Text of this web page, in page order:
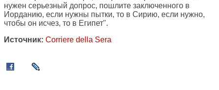
нужен серьезный допрос, пошлите заключенного в
Иорданию, если нужны пытки, то в Сирию, если нужно,
чтобы он исчез, то в Египет".
Источник: Corriere della Sera